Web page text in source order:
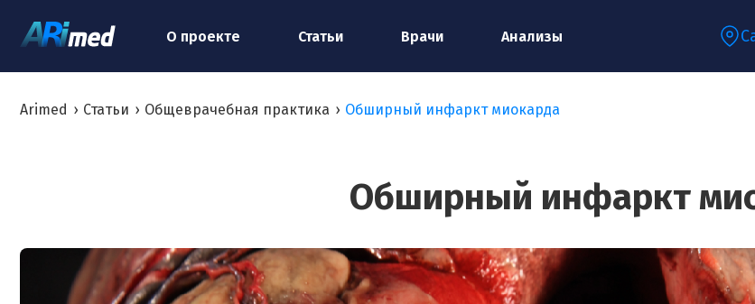
О проекте Статьи Врачи Анализы
Arimed › Статьи › Общеврачебная практика › Обширный инфаркт миокарда
Обширный инфаркт
Ваш телефон:*